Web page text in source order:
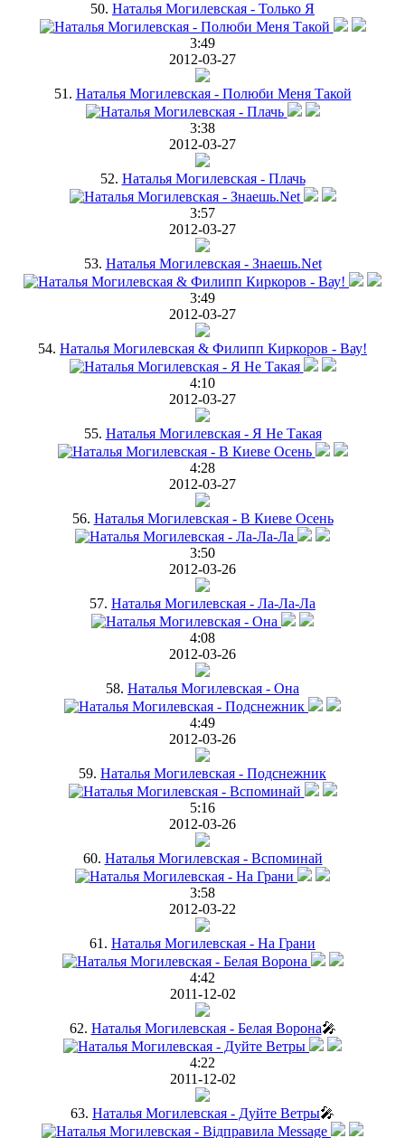
50. Наталья Могилевская - Только Я
3:49
2012-03-27
51. Наталья Могилевская - Полюби Меня Такой
3:38
2012-03-27
52. Наталья Могилевская - Плачь
3:57
2012-03-27
53. Наталья Могилевская - Знаешь.Net
3:49
2012-03-27
54. Наталья Могилевская & Филипп Киркоров - Вау!
4:10
2012-03-27
55. Наталья Могилевская - Я Не Такая
4:28
2012-03-27
56. Наталья Могилевская - В Киеве Осень
3:50
2012-03-26
57. Наталья Могилевская - Ла-Ла-Ла
4:08
2012-03-26
58. Наталья Могилевская - Она
4:49
2012-03-26
59. Наталья Могилевская - Подснежник
5:16
2012-03-26
60. Наталья Могилевская - Вспоминай
3:58
2012-03-22
61. Наталья Могилевская - На Грани
4:42
2011-12-02
62. Наталья Могилевская - Белая Ворона🎤
4:22
2011-12-02
63. Наталья Могилевская - Дуйте Ветры🎤